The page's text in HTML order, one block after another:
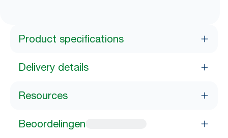
Product specifications
Delivery details
Resources
Beoordelingen